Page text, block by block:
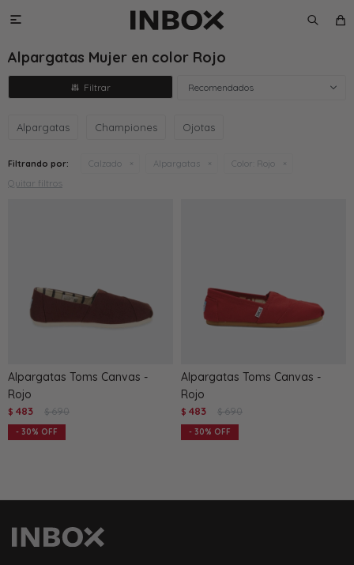

Alpargatas Mujer en color Rojo
Recomendados
Alpargatas Championes Ojotas
Filtrando por: Calzado Alpargatas Color: Rojo
Quitar filtros
Alpargatas Toms Canvas -
Rojo
$ 483 $ 690
30
Alpargatas Toms Canvas -
Rojo
$ 483 $ 690
30